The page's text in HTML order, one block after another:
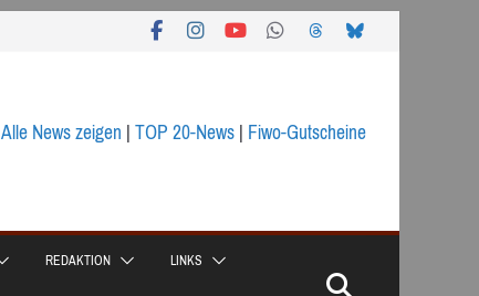
Alle News zeigen|TOP 20-News|Fiwo-Gutscheine
REDAKTION LINKS